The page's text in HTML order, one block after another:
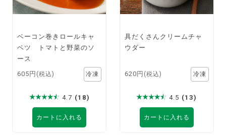
ベーコン巻きロールキャ
ベツ トマトと野菜のソ
ース
605円 (税込)
4.7 (18)
カートに入れる
具だくさんクリームチャ
ウダー
620円 (税込)
4.5 (13)
カートに入れる